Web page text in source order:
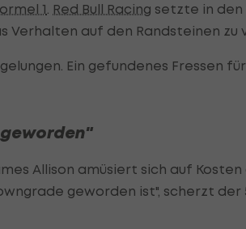
1. Red Bull Racing setzte in den
Verhalten auf den Randsteinen zu
Ein gefundenes Fressen
Allison amüsiert sich auf Kosten
geworden ist", scherzt der